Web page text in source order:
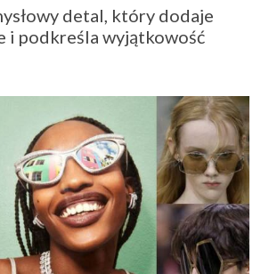
detal, który dodaje
i podkreśla wyjątkowość